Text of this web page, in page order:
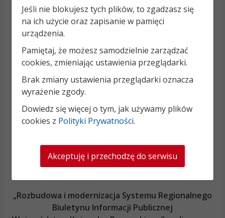
„Rozbudowa i modernizacja Systemu Regionalnego
Biuletynu Informacji Publicznej
Jeśli nie blokujesz tych plików, to zgadzasz się
na ich użycie oraz zapisanie w pamięci
urządzenia.
Pamiętaj, że możesz samodzielnie zarządzać
cookies, zmieniając ustawienia przeglądarki.
Brak zmiany ustawienia przeglądarki oznacza
wyrażenie zgody.
Dowiedz się więcej o tym, jak używamy plików
cookies z Polityki Prywatności.
Akceptuję i przechodzę do serwisu